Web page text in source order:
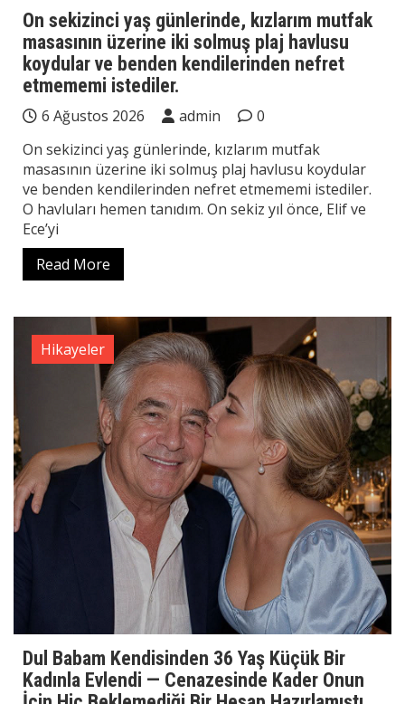
On sekizinci yaş günlerinde, kızlarım mutfak
masasının üzerine iki solmuş plaj havlusu
koydular ve benden kendilerinden nefret
etmememi istediler.
6 Ağustos 2026 admin
0
On sekizinci yaş günlerinde, kızlarım mutfak
masasının üzerine iki solmuş plaj havlusu koydular
ve benden kendilerinden nefret etmememi istediler.
O havluları hemen tanıdım. On sekiz yıl önce, Elif ve
Ece’yi
Read More
Hikayeler
Dul Babam Kendisinden 36 Yaş Küçük Bir
Kadınla Evlendi — Cenazesinde Kader Onun